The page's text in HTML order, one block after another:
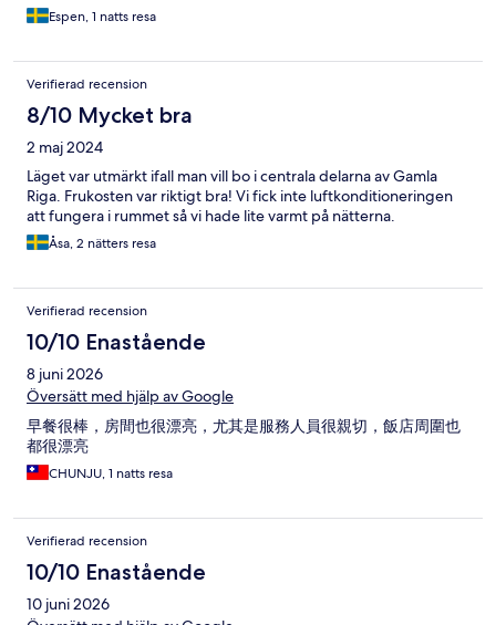
Espen, 1 natts resa
Verifierad recension
8/10 Mycket bra
2 maj 2024
Läget var utmärkt ifall man vill bo i centrala delarna av Gamla
Riga. Frukosten var riktigt bra! Vi fick inte luftkonditioneringen
att fungera i rummet så vi hade lite varmt på nätterna.
Åsa, 2 nätters resa
Verifierad recension
10/10 Enastående
8 juni 2026
Översätt med hjälp av Google
早餐很棒，房間也很漂亮，尤其是服務人員很親切，飯店周圍也
都很漂亮
CHUNJU, 1 natts resa
Verifierad recension
10/10 Enastående
10 juni 2026